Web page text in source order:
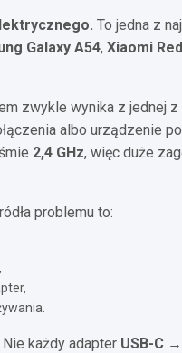
To jedna z
Galaxy A54, Xiaomi
zwykle wynika z jednej
albo urządzenie
2,4 GHz, więc duże
problemu to:
,
każdy adapter USB-C